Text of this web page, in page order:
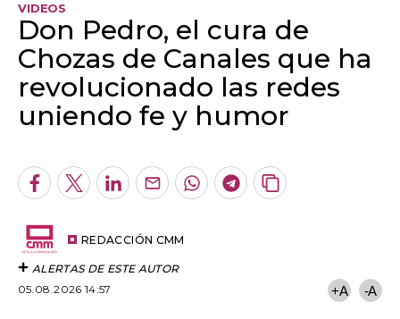
VIDEOS
Don Pedro, el cura de
Chozas de Canales que ha
revolucionado las redes
uniendo fe y humor
Algo salió mal.
An error occurred, please try again later.
Facebook
TwitterLinkedInEnviarWhatsapp
Telegram
Copiar
REDACCIÓN CMM
ALERTAS DE ESTE AUTOR
05.08.2026 14:57
+A -A